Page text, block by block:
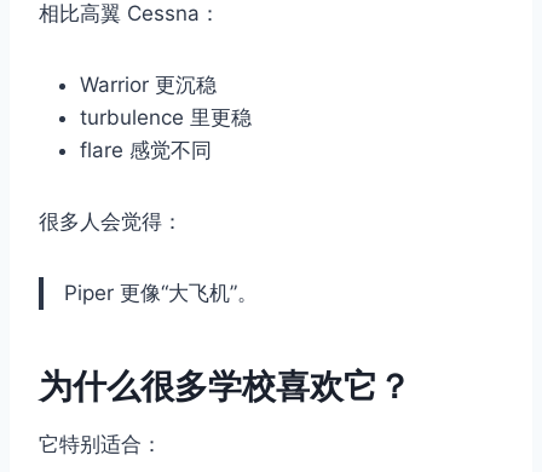
相比高翼 Cessna：
Warrior 更沉稳
turbulence 里更稳
flare 感觉不同
很多人会觉得：
Piper 更像“大飞机”。
为什么很多学校喜欢它？
它特别适合：